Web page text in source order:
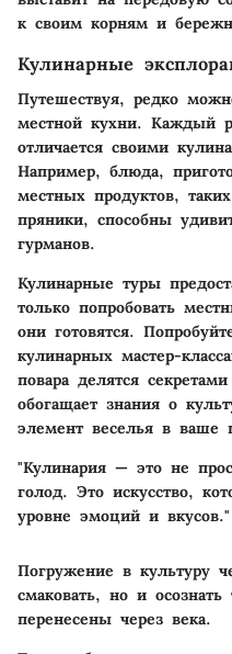
к своим корням и
Кулинарные
Путешествуя, редко
местной кухни. Каждый
отличается своими
Например, блюда,
местных продуктов,
пряники, способны
гурманов.
Кулинарные туры
только попробовать
они готовятся.
кулинарных мастер-
повара делятся
обогащает знания о
элемент веселья в ваше
"Кулинария — это не
голод. Это искусство,
уровне эмоций и вкусов."
Погружение в культуру
смаковать, но и
перенесены через века.